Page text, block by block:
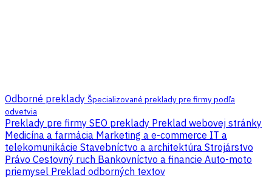
Odborné preklady Špecializované preklady pre firmy podľa
odvetvia
Preklady pre firmy SEO preklady Preklad webovej stránky
Medicína a farmácia Marketing a e-commerce IT a
telekomunikácie Stavebníctvo a architektúra Strojárstvo
Právo Cestovný ruch Bankovníctvo a financie Auto-moto
priemysel Preklad odborných textov